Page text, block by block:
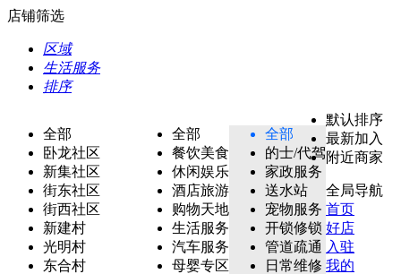
店铺筛选
区域
生活服务
排序
全部
卧龙社区
新集社区
街东社区
街西社区
新建村
光明村
东合村
全部
餐饮美食
休闲娱乐
酒店旅游
购物天地
生活服务
汽车服务
母婴专区
全部
的士/代驾
家政服务
送水站
宠物服务
开锁修锁
管道疏通
日常维修
默认排序
最新加入
附近商家
全局导航
首页
好店
入驻
我的